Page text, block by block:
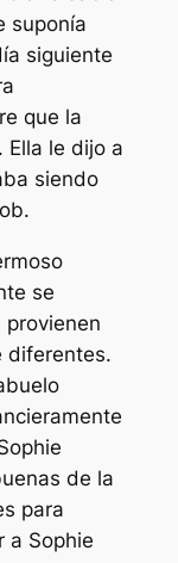
suponía
siguiente
que la
Ella le dijo a
siendo
se
provienen
diferentes.
de la
para
a Sophie